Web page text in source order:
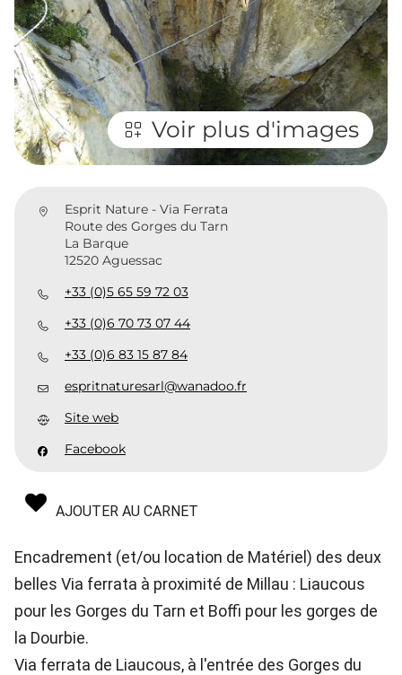
Voir plus d'images
Esprit Nature - Via Ferrata
Route des Gorges du Tarn
La Barque
12520 Aguessac
+33 (0)5 65 59 72 03
+33 (0)6 70 73 07 44
+33 (0)6 83 15 87 84
espritnaturesarl@wanadoo.fr
Site web
Facebook
AJOUTER AU CARNET
Encadrement (et/ou location de Matériel) des deux
belles Via ferrata à proximité de Millau : Liaucous
pour les Gorges du Tarn et Boffi pour les gorges de
la Dourbie.
Via ferrata de Liaucous, à l'entrée des Gorges du